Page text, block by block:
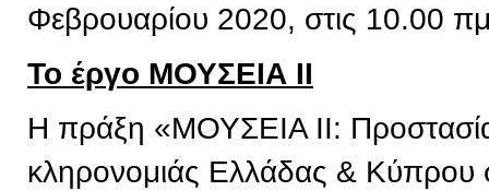
Φεβρουαρίου 2020, στις 10.00
Το έργο ΜΟΥΣΕΙΑ ΙΙ
Η πράξη «ΜΟΥΣΕΙΑ ΙΙ: Προστασία
κληρονομιάς Ελλάδας & Κύπρου